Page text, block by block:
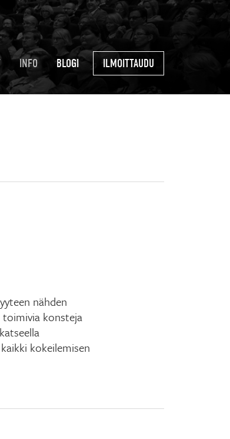
INFO BLOGI ILMOITTAUDU
nähden
konsteja
kokeilemisen